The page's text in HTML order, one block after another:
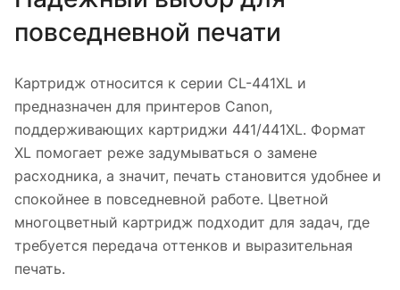
повседневной печати
Картридж относится к серии CL-441XL и
предназначен для принтеров Canon,
поддерживающих картриджи 441/441XL. Формат
XL помогает реже задумываться о замене
расходника, а значит, печать становится удобнее и
спокойнее в повседневной работе. Цветной
многоцветный картридж подходит для задач, где
требуется передача оттенков и выразительная
печать.